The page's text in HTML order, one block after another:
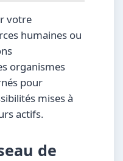
votre
humaines ou
organismes
pour
mises à
actifs.
de